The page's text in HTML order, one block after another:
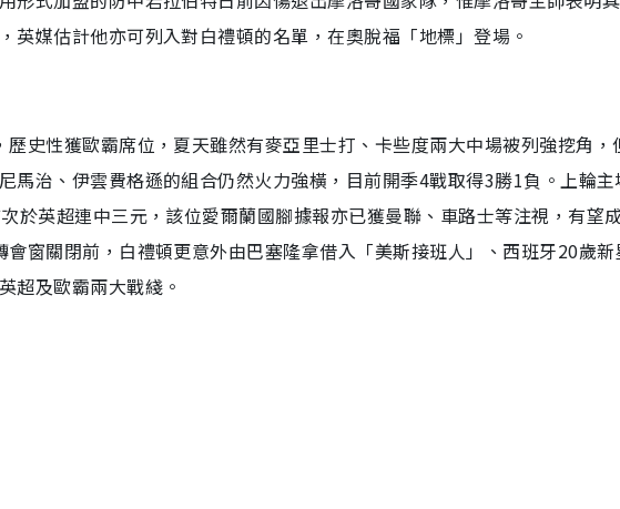
英媒估計他亦可列入對白禮頓的名單，在奧脫福「地標」登場。
史性獲歐霸席位，夏天雖然有麥亞里士打、卡些度兩大中場被列強挖角，
馬治、伊雲費格遜的組合仍然火力強橫，目前開季4戰取得3勝1負。上輪主
於英超連中三元，該位愛爾蘭國腳據報亦已獲曼聯、車路士等注視，有望
窗關閉前，白禮頓更意外由巴塞隆拿借入「美斯接班人」、西班牙20歲新
超及歐霸兩大戰綫。